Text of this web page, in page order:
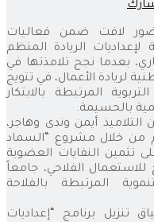
لافت ضمن فعاليات
لإعداديات الريادة المنظم
أيام 18-20 ماي الجاري، بعدما نجح تلامذتها في
لريادة الأعمال، في تتويج
المرتبطة بالابتكار
بالحسيمة.
أيمن وندى وهاجر،
من خلال مشروع “السماد
تثمين النفايات العضوية
الفلاحي، جامعاً
المرتبطة بالفلاحة
تنزيل برنامج “إعداديات